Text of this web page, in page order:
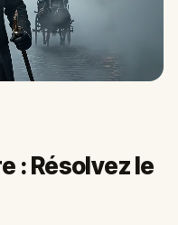
: Résolvez le